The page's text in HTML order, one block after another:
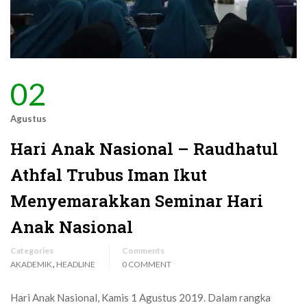
02
Agustus
Hari Anak Nasional – Raudhatul
Athfal Trubus Iman Ikut
Menyemarakkan Seminar Hari
Anak Nasional
Categories
AKADEMIK, HEADLINE
Comments
0 COMMENT
Hari Anak Nasional, Kamis 1 Agustus 2019. Dalam rangka